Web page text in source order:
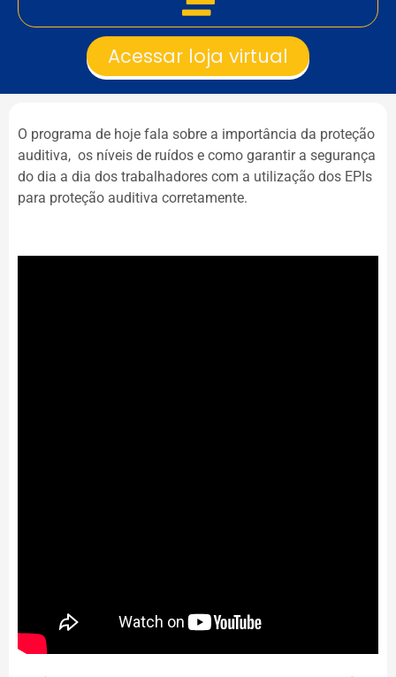
Acessar loja virtual
O programa de hoje fala sobre a importância da proteção
auditiva, os níveis de ruídos e como garantir a segurança
do dia a dia dos trabalhadores com a utilização dos EPIs
para proteção auditiva corretamente.